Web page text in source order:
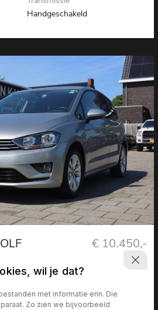
Handgeschakeld
I
€ 10.450,-
wil je dat?
met informatie erin. Die
Zo zien we bijvoorbeeld